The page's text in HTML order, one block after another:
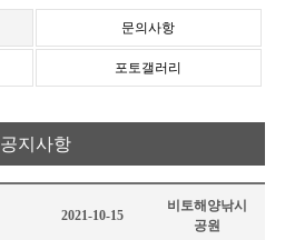
문의사항
포토갤러리
공지사항
2021-10-15
비토해양낚시
공원